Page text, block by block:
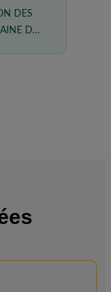
DES
DE
je ne